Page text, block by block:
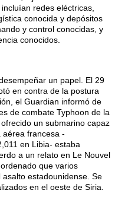
redes eléctricas,
conocida y depósitos
y control conocidas, y
conocidos.
un papel. El 29
en contra de la postura
el Guardian informó de
de combate Typhoon de la
un submarino capaz
aérea francesa -
en Libia- estaba
a un relato en Le Nouvel
que varios
estadounidense. Se
en el oeste de Siria.